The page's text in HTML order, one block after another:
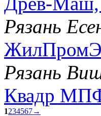
Рязань
Рязань
Квадр
1234567→